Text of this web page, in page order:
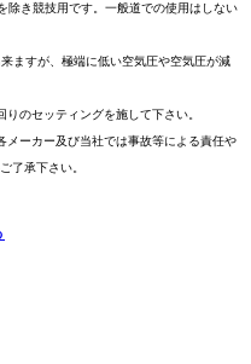
除き競技用です。一般道での使用はしない
ますが、極端に低い空気圧や空気圧が減
のセッティングを施して下さい。
メーカー及び当社では事故等による責任や
了承下さい。